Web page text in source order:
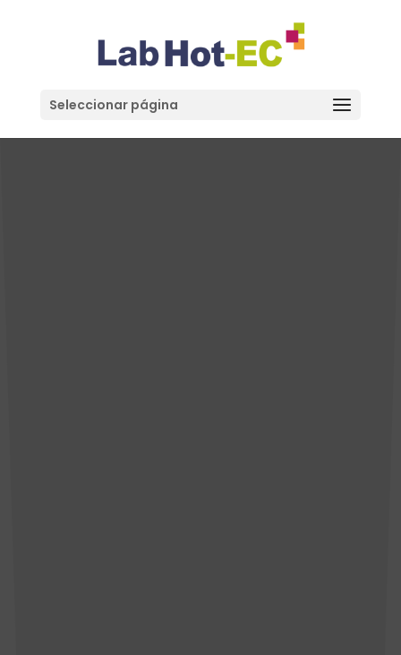
Seleccionar página